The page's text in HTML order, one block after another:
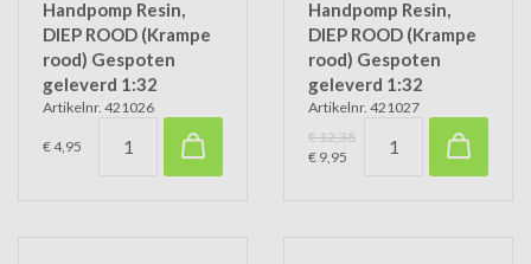
Handpomp Resin,
DIEP ROOD (Krampe
rood) Gespoten
geleverd 1:32
Artikelnr. 421026
€ 4,95
Handpomp Resin,
DIEP ROOD (Krampe
rood) Gespoten
geleverd 1:32
Artikelnr. 421027
€ 12,38
€ 9,95